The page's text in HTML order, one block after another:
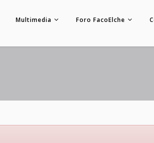
Multimedia Foro FacoElche